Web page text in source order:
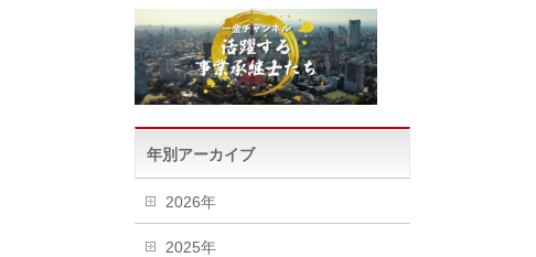
年別アーカイブ
2026年
2025年